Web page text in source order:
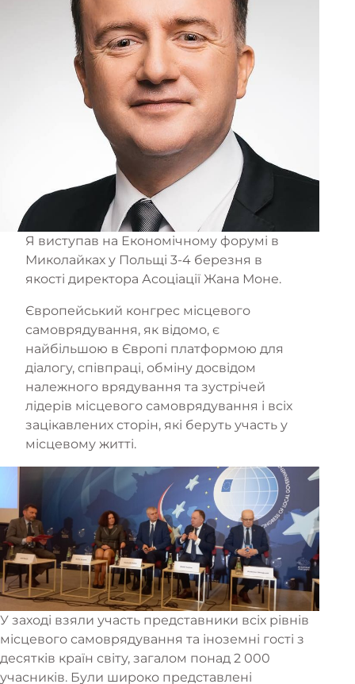
Я виступав на Економічному форумі в
Миколайках у Польщі 3-4 березня в
якості директора Асоціації Жана Моне.
Європейський конгрес місцевого
самоврядування, як відомо, є
найбільшою в Європі платформою для
діалогу, співпраці, обміну досвідом
належного врядування та зустрічей
лідерів місцевого самоврядування і всіх
зацікавлених сторін, які беруть участь у
місцевому житті.
У заході взяли участь представники всіх рівнів
місцевого самоврядування та іноземні гості з
десятків країн світу, загалом понад 2 000
учасників. Були широко представлені